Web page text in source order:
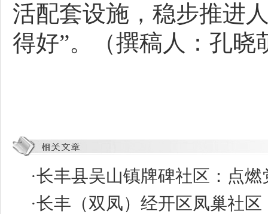
活配套设施，稳步推进
得好”。（撰稿人：孔
·长丰县吴山镇牌碑社区：点燃
·长丰（双凤）经开区凤巢社区